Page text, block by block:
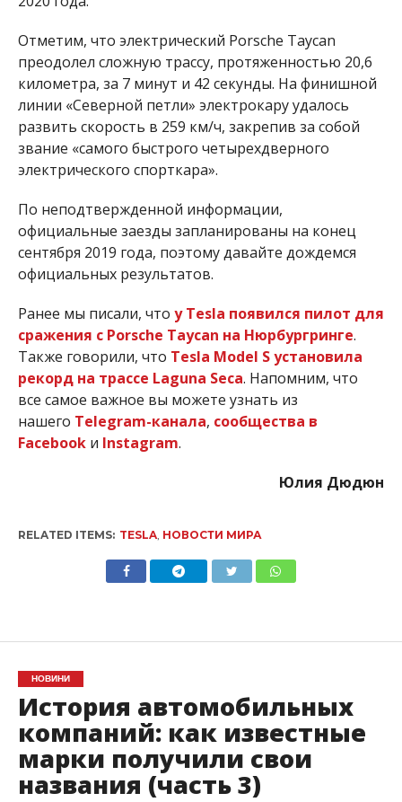
Отметим, что электрический Porsche Taycan
преодолел сложную трассу, протяженностью 20,6
километра, за 7 минут и 42 секунды. На финишной
линии «Северной петли» электрокару удалось
развить скорость в 259 км/ч, закрепив за собой
звание «самого быстрого четырехдверного
электрического спорткара».
По неподтвержденной информации,
официальные заезды запланированы на конец
сентября 2019 года, поэтому давайте дождемся
официальных результатов.
Ранее мы писали, что у Tesla появился пилот для
сражения с Porsche Taycan на Нюрбургринге.
Также говорили, что Tesla Model S установила
рекорд на трассе Laguna Seca. Напомним, что
все самое важное вы можете узнать из
нашего Telegram-канала, сообщества в
Facebookи Instagram.
Юлия Дюдюн
RELATED ITEMS: TESLA, НОВОСТИ МИРА
НОВИНИ
История автомобильных
компаний: как известные
марки получили свои
названия (часть 3)